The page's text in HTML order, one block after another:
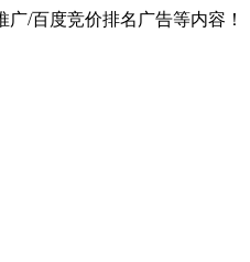
/百度竞价排名广告等内容！